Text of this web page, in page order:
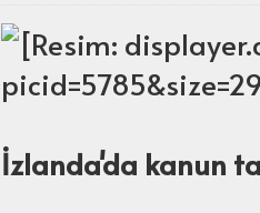
İzlanda'da kanun